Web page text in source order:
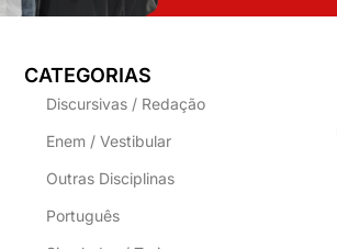
CATEGORIAS
Discursivas / Redação
Enem / Vestibular
Outras Disciplinas
Português